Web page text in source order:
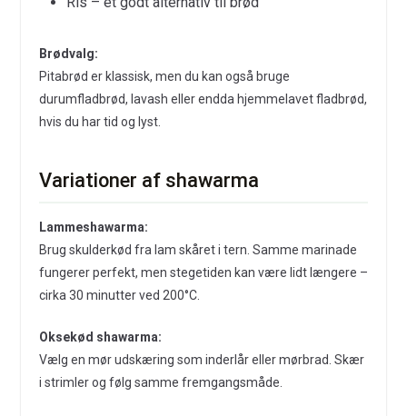
Brødvalg:
Pitabrød er klassisk, men du kan også bruge
durumfladbrød, lavash eller endda hjemmelavet fladbrød,
hvis du har tid og lyst.
Variationer af shawarma
Lammeshawarma:
Brug skulderkød fra lam skåret i tern. Samme marinade
fungerer perfekt, men stegetiden kan være lidt længere –
cirka 30 minutter ved 200°C.
Oksekød shawarma:
Vælg en mør udskæring som inderlår eller mørbrad. Skær
i strimler og følg samme fremgangsmåde.